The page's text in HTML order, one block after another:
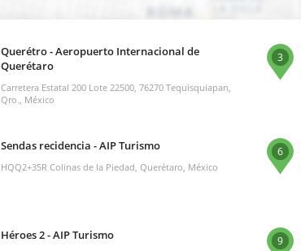
Querétro - Aeropuerto Internacional de
Querétaro
Carretera Estatal 200 Lote 22500, 76270 Tequisquiapan,
Qro., México
3
Sendas recidencia - AIP Turismo
HQQ2+35R Colinas de la Piedad, Querétaro, México
6
Héroes 2 - AIP Turismo 9